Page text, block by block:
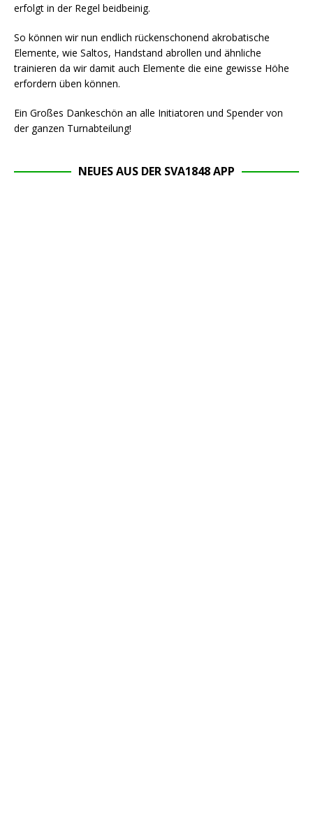
erfolgt in der Regel beidbeinig.
So können wir nun endlich rückenschonend akrobatische
Elemente, wie Saltos, Handstand abrollen und ähnliche
trainieren da wir damit auch Elemente die eine gewisse Höhe
erfordern üben können.
Ein Großes Dankeschön an alle Initiatoren und Spender von
der ganzen Turnabteilung!
NEUES AUS DER SVA1848 APP